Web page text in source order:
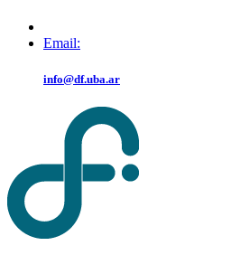
Email:
info@df.uba.ar